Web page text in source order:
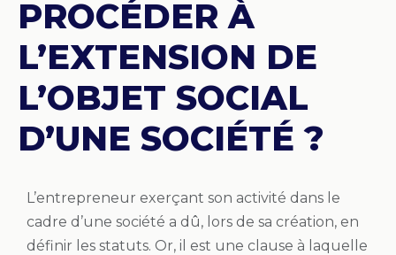
PROCÉDER À
L’EXTENSION DE
L’OBJET SOCIAL
D’UNE SOCIÉTÉ ?
L’entrepreneur exerçant son activité dans le
cadre d’une société a dû, lors de sa création, en
définir les statuts. Or, il est une clause à laquelle